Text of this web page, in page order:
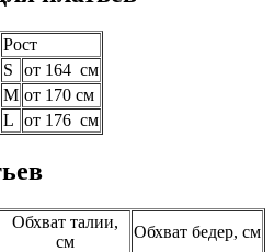
Рост
S
от 164 см
M от 170 см
L от 176 см
Обхват талии,
см
Обхват бедер, см